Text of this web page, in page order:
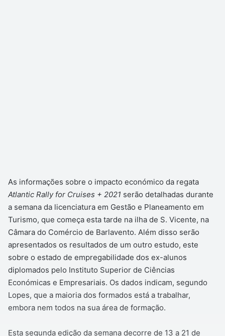
As informações sobre o impacto económico da regata
Atlantic Rally for Cruises + 2021 serão detalhadas durante
a semana da licenciatura em Gestão e Planeamento em
Turismo, que começa esta tarde na ilha de S. Vicente, na
Câmara do Comércio de Barlavento. Além disso serão
apresentados os resultados de um outro estudo, este
sobre o estado de empregabilidade dos ex-alunos
diplomados pelo Instituto Superior de Ciências
Económicas e Empresariais. Os dados indicam, segundo
Lopes, que a maioria dos formados está a trabalhar,
embora nem todos na sua área de formação.
Esta segunda edição da semana decorre de 13 a 21 de